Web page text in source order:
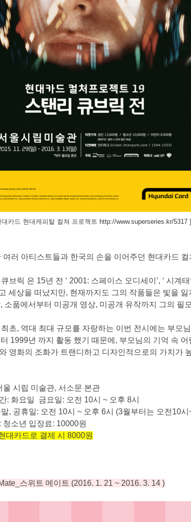
카드 현대캐피탈 컬쳐 프로젝트 http://www.superseries.kr/5317 ]
여러 아티스트들과 한국의 손을 이어주던 현대카드 컬
브릭 은 15년 전 ‘ 2001: 스페이스 오디세이 ’, ‘시계태
세상을 떠났지만, 현재까지도 그의 작품들은 빛을 잃
, 소품에서부터 미공개 영상, 미공개 유작까지 그의 필
초, 역대 최대 규모를 자랑하는 이번 전시에는 부모
1999년 까지 활동 했기 때문에 , 부모님의 기억 속
영화의 조화가 트랜디하고 디자인적으로의 가치가
울 시립 미술관, 서소문 본관
: 화요일 금요일: 오전 10시 ~ 오후 8시
, 공휴일: 오전 10시 ~ 오후 6시 (3월부터는 오전 10시
: 청소년 입장료: 10000원
대카드로 결제 시 8000원
스위트 메이트 (2016. 1. 21 ~ 2016. 3. 14 )